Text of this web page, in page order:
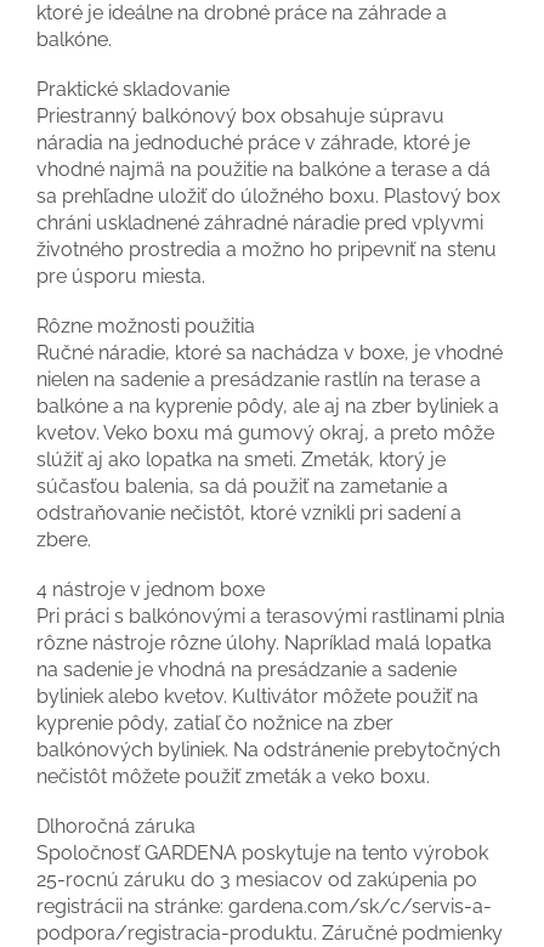
ktoré je ideálne na drobné práce na záhrade a
balkóne.
Praktické skladovanie
Priestranný balkónový box obsahuje súpravu
náradia na jednoduché práce v záhrade, ktoré je
vhodné najmä na použitie na balkóne a terase a dá
sa prehľadne uložiť do úložného boxu. Plastový box
chráni uskladnené záhradné náradie pred vplyvmi
životného prostredia a možno ho pripevniť na stenu
pre úsporu miesta.
Rôzne možnosti použitia
Ručné náradie, ktoré sa nachádza v boxe, je vhodné
nielen na sadenie a presádzanie rastlín na terase a
balkóne a na kyprenie pôdy, ale aj na zber byliniek a
kvetov. Veko boxu má gumový okraj, a preto môže
slúžiť aj ako lopatka na smeti. Zmeták, ktorý je
súčasťou balenia, sa dá použiť na zametanie a
odstraňovanie nečistôt, ktoré vznikli pri sadení a
zbere.
4 nástroje v jednom boxe
Pri práci s balkónovými a terasovými rastlinami plnia
rôzne nástroje rôzne úlohy. Napríklad malá lopatka
na sadenie je vhodná na presádzanie a sadenie
byliniek alebo kvetov. Kultivátor môžete použiť na
kyprenie pôdy, zatiaľ čo nožnice na zber
balkónových byliniek. Na odstránenie prebytočných
nečistôt môžete použiť zmeták a veko boxu.
Dlhoročná záruka
Spoločnosť GARDENA poskytuje na tento výrobok
25-rocnú záruku do 3 mesiacov od zakúpenia po
registrácii na stránke: gardena.com/sk/c/servis-a-
podpora/registracia-produktu. Záručné podmienky